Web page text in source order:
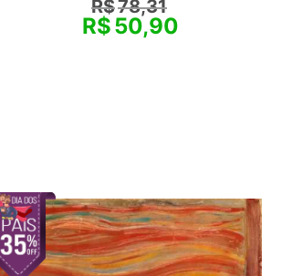
R$78,31
R$50,90